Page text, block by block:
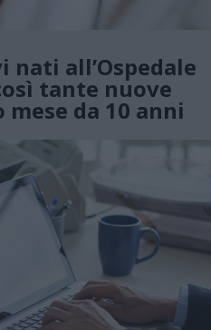
nati all’Ospedale
tante nuove
da 10 anni